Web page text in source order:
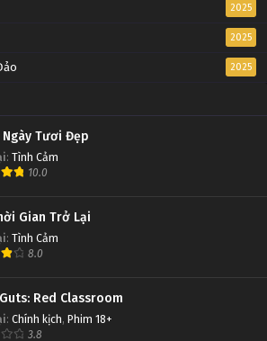
2025
2025
2025
Ngày Tươi Đẹp
: Tình Cảm
10.0
Gian Trở Lại
: Tình Cảm
8.0
Red Classroom
: Chính kịch, Phim 18+
3.8